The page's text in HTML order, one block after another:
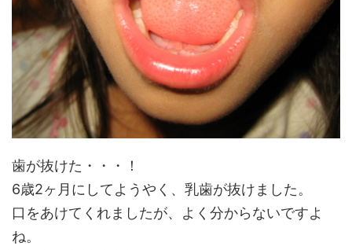
歯が抜けた・・・！
6歳2ヶ月にしてようやく、乳歯が抜けました。
口をあけてくれましたが、よく分からないですよ
ね。